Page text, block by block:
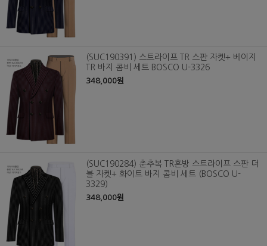
(SUC190391) 스트라이프 TR 스판 자켓+ 베이지
TR 바지 콤비 세트 BOSCO U-3326
348,000원
(SUC190284) 춘추복 TR혼방 스트라이프 스판 더
블 자켓+ 화이트 바지 콤비 세트 (BOSCO U-
3329)
348,000원